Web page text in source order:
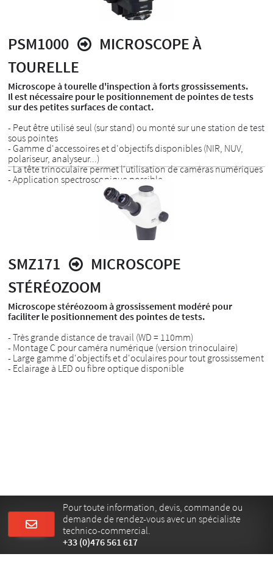
PSM1000
MICROSCOPE À
TOURELLE
Microscope à tourelle d'inspection à forts grossissements.
Il est nécessaire pour le positionnement de pointes de tests
sur des petites surfaces de contact.
- Peut être utilisé seul (sur stand) ou monté sur une station de test
sous pointes
- Gamme d'accessoires et d'objectifs disponibles (NIR, NUV,
polariseur, analyseur...)
- La tête trinoculaire permet l'utilisation de caméras numériques
- Application spectroscopique possible
SMZ171
MICROSCOPE
STÉRÉOZOOM
Microscope stéréozoom à grossissement modéré pour
faciliter le positionnement des pointes de tests.
- Très grande distance de travail (WD = 110mm)
- Montage C pour caméra numérique (version trinoculaire)
- Large gamme d'objectifs et d'oculaires pour tout grossissement
- Eclairage à LED ou fibre optique disponible
Pour toute information, devis, commande ou
demande de rendez-vous avec un spécialiste
technico-commercial.
+33 (0)476 561 617